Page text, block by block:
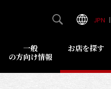
一般
の方向け情報
お店を探す
JPN ｜